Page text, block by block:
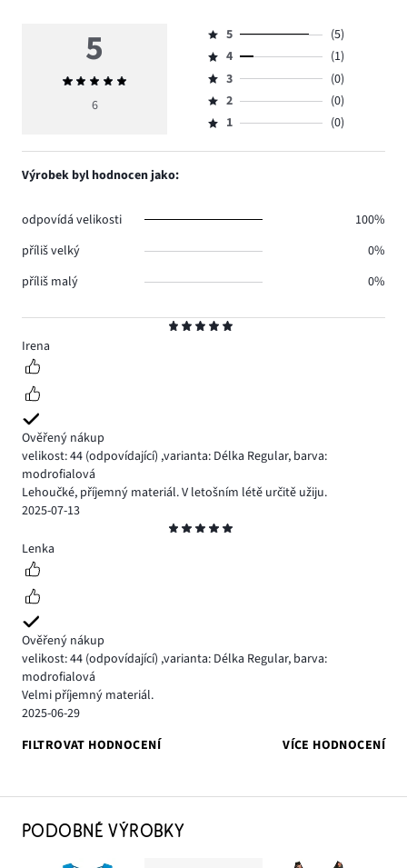
5
Irena
Ověřený nákup
velikost: 44 (odpovídající) ,varianta: Délka Regular, barva:
modrofialová
Lehoučké, příjemný materiál. V letošním létě určitě užiju.
2025-07-13
5Lenka
Ověřený nákup
velikost: 44 (odpovídající) ,varianta: Délka Regular, barva:
modrofialová
Velmi příjemný materiál.
2025-06-29
FILTROVAT HODNOCENÍ
VÍCE HODNOCENÍ
5
Průměrné
hodnocení
6
Hodnocení
5,
počet
hlasů
5.
5
(5)
Hodnocení
4,
počet
hlasů
4
(1)
Hodnocení
3,
počet
3
(0)
Hodnocení
2,
2
(0)
Hodnocení
1,
1 (0)
Výrobek byl hodnocen jako:
odpovídá velikosti
100%
příliš velký
0%
příliš malý
0%
PODOBNÉ VÝROBKY